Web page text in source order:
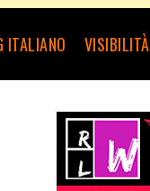
ITALIANO VISIBILITÀ